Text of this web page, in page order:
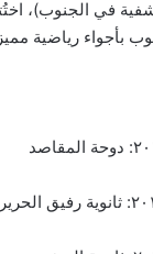
في الجنوب)،
بأجواء رياضية